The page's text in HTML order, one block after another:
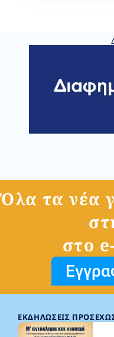
Όλα τα νέα
στο
ΕΚΔΗΛΏΣΕΙΣ